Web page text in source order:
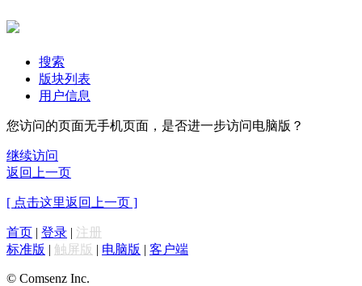
搜索
版块列表
用户信息
您访问的页面无手机页面，是否进一步访问电脑版？
继续访问
返回上一页
[ 点击这里返回上一页 ]
首页 | 登录 | 注册
标准版 | 触屏版 | 电脑版 | 客户端
© Comsenz Inc.